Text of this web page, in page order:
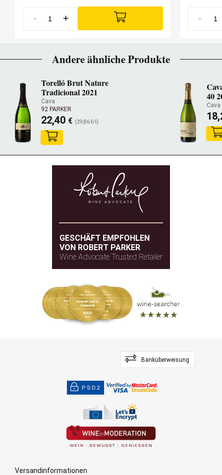
- + -
Andere ähnliche Produkte
Torelló Brut Nature
Tradicional 2021
Cava
92 PARKER
22,40 € (29,86 €/l)
40
Cava
GESCHÄFT EMPFOHLEN
VON ROBERT PARKER
Wine Advocate Trusted Retailer
Banküberweisung
PSD2
Versandinformationen